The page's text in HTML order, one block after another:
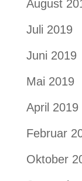
August
Juli 2019
Juni 2019
Mai 2019
April 2019
Februar
Oktober